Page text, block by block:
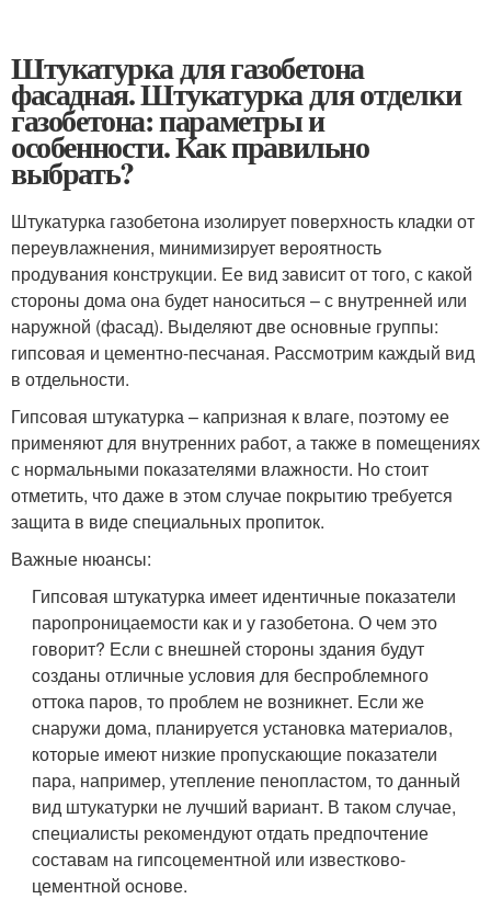
Штукатурка для газобетона
фасадная. Штукатурка для отделки
газобетона: параметры и
особенности. Как правильно
выбрать?
Штукатурка газобетона изолирует поверхность кладки от
переувлажнения, минимизирует вероятность
продувания конструкции. Ее вид зависит от того, с какой
стороны дома она будет наноситься – с внутренней или
наружной (фасад). Выделяют две основные группы:
гипсовая и цементно-песчаная. Рассмотрим каждый вид
в отдельности.
Гипсовая штукатурка – капризная к влаге, поэтому ее
применяют для внутренних работ, а также в помещениях
с нормальными показателями влажности. Но стоит
отметить, что даже в этом случае покрытию требуется
защита в виде специальных пропиток.
Важные нюансы:
Гипсовая штукатурка имеет идентичные показатели
паропроницаемости как и у газобетона. О чем это
говорит? Если с внешней стороны здания будут
созданы отличные условия для беспроблемного
оттока паров, то проблем не возникнет. Если же
снаружи дома, планируется установка материалов,
которые имеют низкие пропускающие показатели
пара, например, утепление пенопластом, то данный
вид штукатурки не лучший вариант. В таком случае,
специалисты рекомендуют отдать предпочтение
составам на гипсоцементной или известково-
цементной основе.